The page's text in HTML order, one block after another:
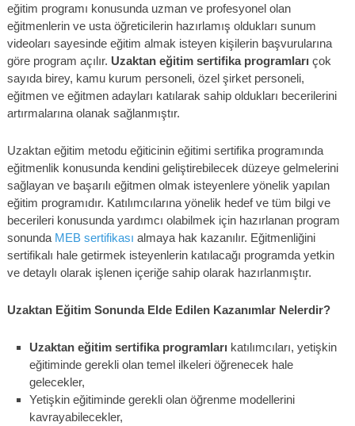
eğitim programı konusunda uzman ve profesyonel olan
eğitmenlerin ve usta öğreticilerin hazırlamış oldukları sunum
videoları sayesinde eğitim almak isteyen kişilerin başvurularına
göre program açılır. Uzaktan eğitim sertifika programlarıçok
sayıda birey, kamu kurum personeli, özel şirket personeli,
eğitmen ve eğitmen adayları katılarak sahip oldukları becerilerini
artırmalarına olanak sağlanmıştır.
Uzaktan eğitim metodu eğiticinin eğitimi sertifika programında
eğitmenlik konusunda kendini geliştirebilecek düzeye gelmelerini
sağlayan ve başarılı eğitmen olmak isteyenlere yönelik yapılan
eğitim programıdır. Katılımcılarına yönelik hedef ve tüm bilgi ve
becerileri konusunda yardımcı olabilmek için hazırlanan program
sonunda MEB sertifikası almaya hak kazanılır. Eğitmenliğini
sertifikalı hale getirmek isteyenlerin katılacağı programda yetkin
ve detaylı olarak işlenen içeriğe sahip olarak hazırlanmıştır.
Uzaktan Eğitim Sonunda Elde Edilen Kazanımlar Nelerdir?
Uzaktan eğitim sertifika programları katılımcıları, yetişkin
eğitiminde gerekli olan temel ilkeleri öğrenecek hale
gelecekler,
Yetişkin eğitiminde gerekli olan öğrenme modellerini
kavrayabilecekler,